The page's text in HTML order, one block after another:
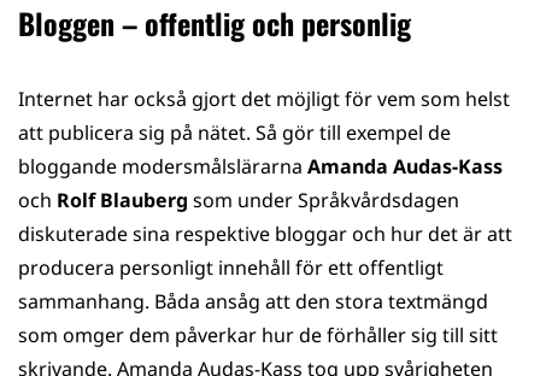
Bloggen – offentlig och personlig
Internet har också gjort det möjligt för vem som helst
att publicera sig på nätet. Så gör till exempel de
bloggande modersmålslärarna Amanda Audas-Kass
och Rolf Blauberg som under Språkvårdsdagen
diskuterade sina respektive bloggar och hur det är att
producera personligt innehåll för ett offentligt
sammanhang. Båda ansåg att den stora textmängd
som omger dem påverkar hur de förhåller sig till sitt
skrivande. Amanda Audas-Kass tog upp svårigheten